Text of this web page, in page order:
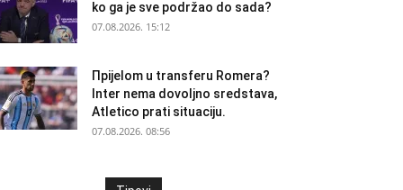
ko ga je sve podržao do sada?
07.08.2026. 15:12
Прijelom u transferu Romera?
Inter nema dovoljno sredstava,
Atletico prati situaciju.
07.08.2026. 08:56